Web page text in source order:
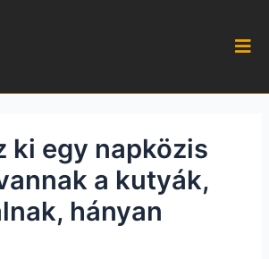
ki egy napközis
a kutyák,
hányan